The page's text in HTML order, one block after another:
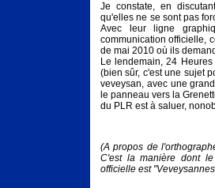
Je constate, en
qu'elles ne se sont pas
Avec leur ligne
communication officielle,
de mai 2010 où ils
Le lendemain, 24
(bien sûr, c'est une sujet
veveysan, avec une
le panneau vers la
du PLR est à saluer,
(A propos de
C'est la manière dont
officielle est